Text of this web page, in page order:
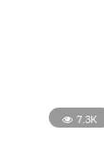
7.3K